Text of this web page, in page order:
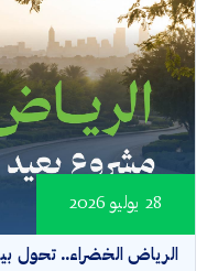
الرياض الخضراء.. تحول
28 يوليو 2026